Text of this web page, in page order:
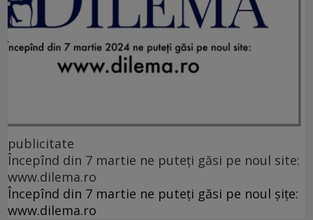
publicitate
Începînd din 7 martie ne puteți găsi pe noul site:
www.dilema.ro
Începînd din 7 martie ne puteți găsi pe noul șițe:
www.dilema.ro